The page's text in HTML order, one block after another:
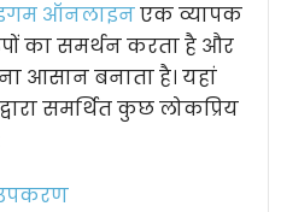
ऑनलाइनएक व्यापक
का समर्थन करता है और
आसान बनाता है। यहां
समर्थित कुछ लोकप्रिय